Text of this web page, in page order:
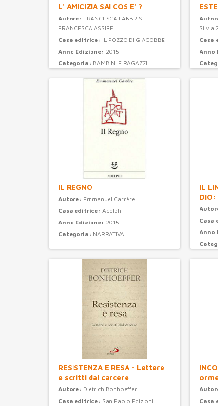
L' AMICIZIA SAI COS E' ?
Autore: FRANCESCA FABBRIS
FRANCESCA ASSIRELLI
Casa editrice: IL POZZO DI GIACOBBE
Anno Edizione: 2015
Categoria: BAMBINI E RAGAZZI
Silvia
Casa
Anno
IL REGNO
Autore: Emmanuel Carrère
Casa editrice: Adelphi
Anno Edizione: 2015
Categoria: NARRATIVA
IL
DIO:
Casa
Anno
RESISTENZA E RESA - Lettere
e scritti dal carcere
Autore: Dietrich Bonhoeffer
Casa editrice: San Paolo Edizioni
Casa